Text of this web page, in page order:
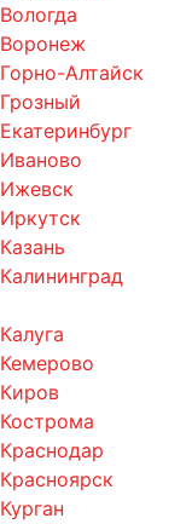
Вологда
Воронеж
Горно-Алтайск
Грозный
Екатеринбург
Иваново
Ижевск
Иркутск
Казань
Калининград
Калуга
Кемерово
Киров
Кострома
Краснодар
Красноярск
Курган